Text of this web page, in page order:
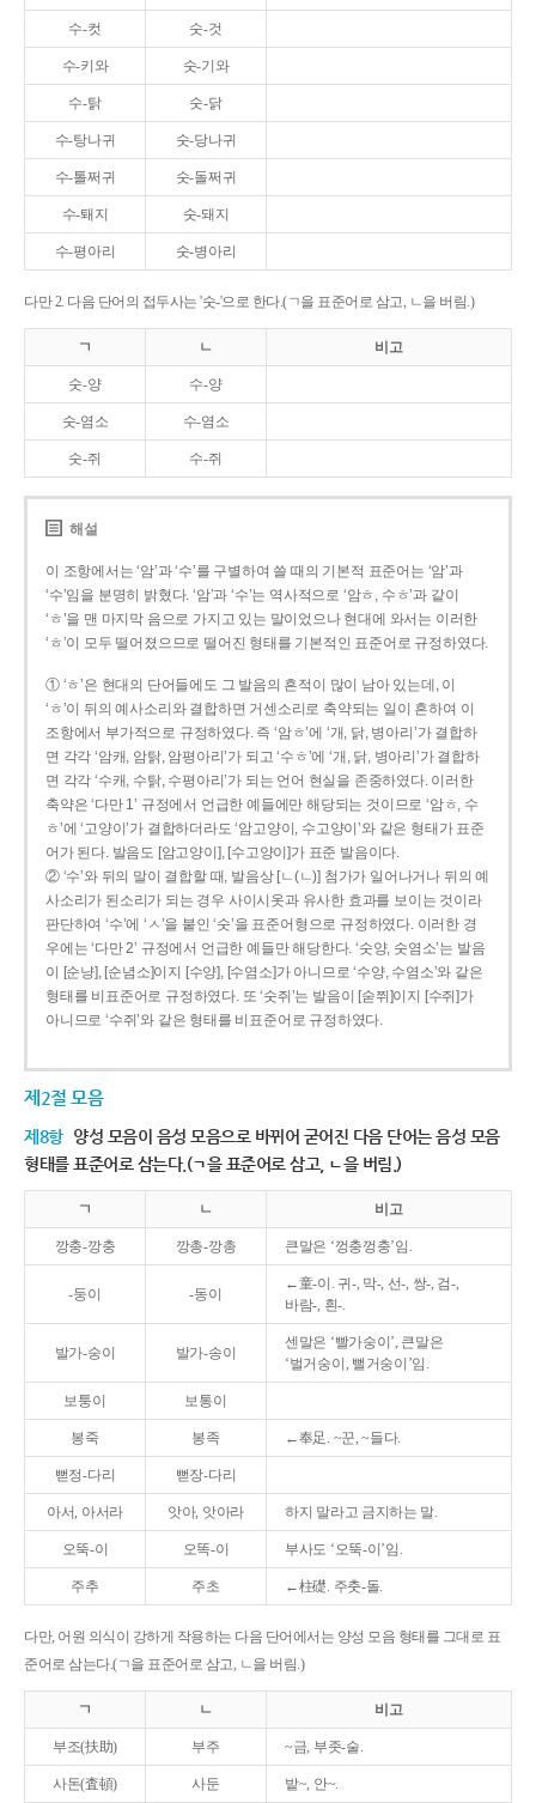
수-컷 숫-것
수-키와 숫-기와
수-탉 숫-닭
수-탕나귀 숫-당나귀
수-톨쩌귀 숫-돌쩌귀
수-퇘지 숫-돼지
수-평아리 숫-병아리
다만 2. 다음 단어의 접두사는 '숫-'으로 한다.(ㄱ을 표준어로 삼고, ㄴ을 버림.)
ㄱ ㄴ 비고
숫-양 수-양
숫-염소 수-염소
숫-쥐 수-쥐
해설
이 조항에서는 ‘암’과 ‘수’를 구별하여 쓸 때의 기본적 표준어는 ‘암’과
‘수’임을 분명히 밝혔다. ‘암’과 ‘수’는 역사적으로 ‘암ㅎ, 수ㅎ’과 같이
‘ㅎ’을 맨 마지막 음으로 가지고 있는 말이었으나 현대에 와서는 이러한
‘ㅎ’이 모두 떨어졌으므로 떨어진 형태를 기본적인 표준어로 규정하였다.
① ‘ㅎ’은 현대의 단어들에도 그 발음의 흔적이 많이 남아 있는데, 이
‘ㅎ’이 뒤의 예사소리와 결합하면 거센소리로 축약되는 일이 흔하여 이
조항에서 부가적으로 규정하였다. 즉 ‘암ㅎ’에 ‘개, 닭, 병아리’가 결합하
면 각각 ‘암캐, 암탉, 암평아리’가 되고 ‘수ㅎ’에 ‘개, 닭, 병아리’가 결합하
면 각각 ‘수캐, 수탉, 수평아리’가 되는 언어 현실을 존중하였다. 이러한
축약은 ‘다만 1’ 규정에서 언급한 예들에만 해당되는 것이므로 ‘암ㅎ, 수
ㅎ’에 ‘고양이’가 결합하더라도 ‘암고양이, 수고양이’와 같은 형태가 표준
어가 된다. 발음도 [암고양이], [수고양이]가 표준 발음이다.
② ‘수’와 뒤의 말이 결합할 때, 발음상 [ㄴ(ㄴ)] 첨가가 일어나거나 뒤의 예
사소리가 된소리가 되는 경우 사이시옷과 유사한 효과를 보이는 것이라
판단하여 ‘수’에 ‘ㅅ’을 붙인 ‘숫’을 표준어형으로 규정하였다. 이러한 경
우에는 ‘다만 2’ 규정에서 언급한 예들만 해당한다. ‘숫양, 숫염소’는 발음
이 [순냥], [순념소]이지 [수양], [수염소]가 아니므로 ‘수양, 수염소’와 같은
형태를 비표준어로 규정하였다. 또 ‘숫쥐’는 발음이 [숟쮜]이지 [수쥐]가
아니므로 ‘수쥐’와 같은 형태를 비표준어로 규정하였다.
제2절 모음
제8항 양성 모음이 음성 모음으로 바뀌어 굳어진 다음 단어는 음성 모음
형태를 표준어로 삼는다.(ㄱ을 표준어로 삼고, ㄴ을 버림.)
ㄱ ㄴ 비고
깡충-깡충 깡총-깡총 큰말은 ‘껑충껑충’임.
-둥이 -동이
←童-이. 귀-, 막-, 선-, 쌍-, 검-,
바람-, 흰-.
발가-숭이 발가-송이
센말은 ‘빨가숭이’, 큰말은
‘벌거숭이, 뻘거숭이’임.
보퉁이 보통이
봉죽 봉족 ←奉足. ~꾼, ~들다.
뻗정-다리 뻗장-다리
아서, 아서라 앗아, 앗아라 하지 말라고 금지하는 말.
오뚝-이 오똑-이 부사도 ‘오뚝-이’임.
주추 주초 ←柱礎. 주춧-돌.
다만, 어원 의식이 강하게 작용하는 다음 단어에서는 양성 모음 형태를 그대로 표
준어로 삼는다.(ㄱ을 표준어로 삼고, ㄴ을 버림.)
ㄱ ㄴ 비고
부조(扶助) 부주 ~금, 부좃-술.
사돈(査頓) 사둔 밭~, 안~.